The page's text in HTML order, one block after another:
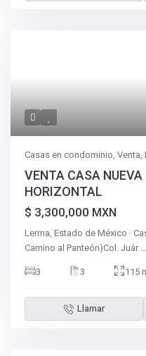
Casas en condominio,Venta,
VENTA CASA
HORIZONTAL
$ 3,300,000 MXN
Lerma, Estado de México ·
Camino al Panteón)Col. Juár ...
3 3 115
Llamar